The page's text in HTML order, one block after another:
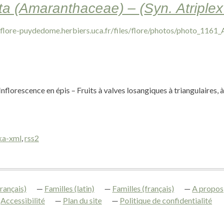
(Amaranthaceae) – (Syn.
en épis – Fruits à valves losangiques à triangulaires,
xml,rss2
Familles (latin) Familles (français)
A propos
Accessibilité Plan du site Politique de confidentialité